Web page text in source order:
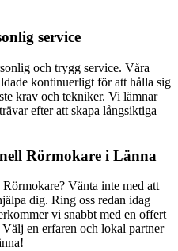
service
och trygg service. Våra
kontinuerligt för att hålla sig
krav och tekniker. Vi lämnar
efter att skapa långsiktiga
Rörmokare i Länna
Vänta inte med att
dig. Ring oss redan idag
vi snabbt med en offert
en erfaren och lokal partner